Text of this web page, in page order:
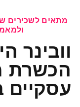
מתאים לשכירים
וובינר
הכשרת
עסקיים